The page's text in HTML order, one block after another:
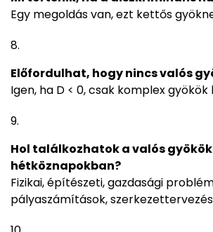
Egy megoldás van, ezt kettős
Előfordulhat, hogy nincs valós
Igen, ha D < 0, csak komplex gyökök
Hol találkozhatok a valós
hétköznapokban?
Fizikai, építészeti, gazdasági
pályaszámítások,